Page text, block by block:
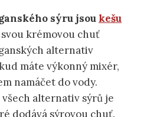
sýru jsou kešu
krémovou chuť
alternativ
máte výkonný mixér,
namáčet do vody.
alternativ sýrů je
dodává sýrovou chuť.